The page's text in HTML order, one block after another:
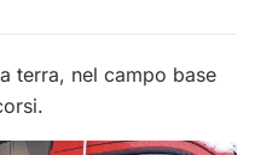
terra, nel campo base